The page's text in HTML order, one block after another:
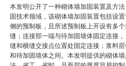
本发明公开了一种砌体墙加固装置及方
固技术领域，该砌体墙加固装置包括设
侧的预制板，且所述预制板上开设有多
缝；连接部一端与待加固墙体固定连接
缝和横缝交接点位置处固定连接；浆料
和待加固墙体之间。本发明提供的砌体